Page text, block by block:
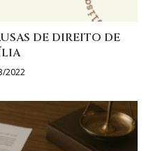
DE DIREITO DE
2022